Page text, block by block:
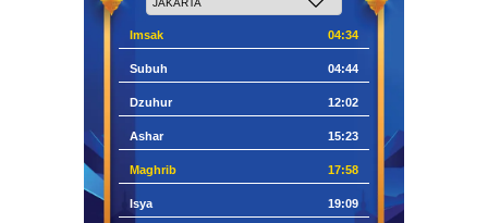
Imsak 04:34
Subuh 04:44
Dzuhur 12:02
Ashar 15:23
Maghrib 17:58
Isya 19:09